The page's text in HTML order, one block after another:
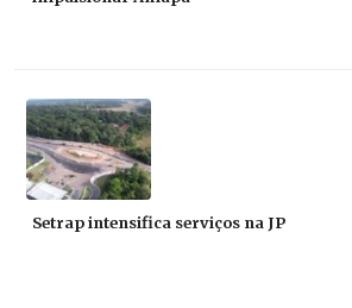
Setrap intensifica serviços na JP